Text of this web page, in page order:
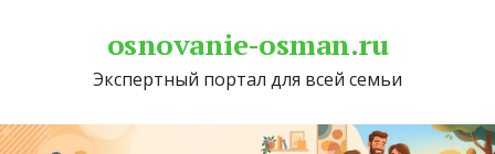
osnovanie-osman.ru
Экспертный портал для всей семьи